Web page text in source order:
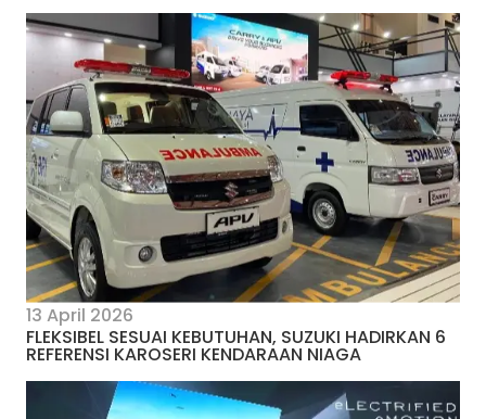
13 April 2026
FLEKSIBEL SESUAI KEBUTUHAN, SUZUKI HADIRKAN 6
REFERENSI KAROSERI KENDARAAN NIAGA